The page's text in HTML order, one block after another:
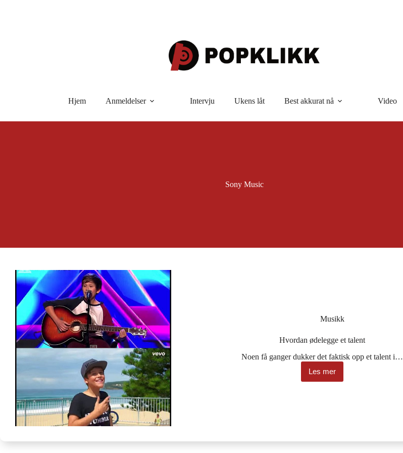
Hjem Anmeldelser Intervju Ukens låt Best akkurat nå Video
Sony Music
Musikk
Hvordan ødelegge et talent
Noen få ganger dukker det faktisk opp et talent i…
Les mer
Hvordan
ødelegge